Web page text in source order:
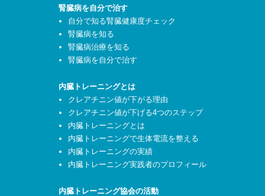
腎臓病を自分で治す
自分で知る腎臓健康度チェック
腎臓病を知る
腎臓病治療を知る
腎臓病を自分で治す
内臓トレーニングとは
クレアチニン値が下がる理由
クレアチニン値が下げる4つのステップ
内臓トレーニングとは
内臓トレーニングで生体電流を整える
内臓トレーニングの実績
内臓トレーニング実践者のプロフィール
内臓トレーニング協会の活動